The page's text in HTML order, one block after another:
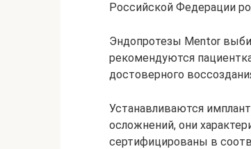
Российской Федерации
Эндопротезы Mentor
рекомендуются
достоверного
Устанавливаются
осложнений, они
сертифицированы в